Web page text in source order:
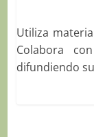
Utiliza
Colabora
difundiendo